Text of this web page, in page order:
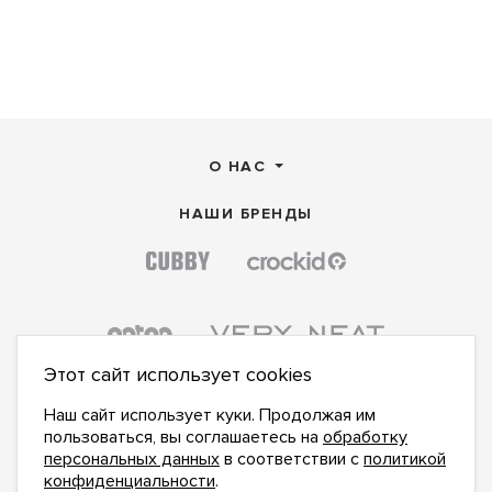
О НАС
НАШИ БРЕНДЫ
ПОДПИСАТЬСЯ НА НОВОСТИ:
Этот сайт использует cookies
Наш сайт использует куки. Продолжая им
пользоваться, вы соглашаетесь на обработку
персональных данных в соответствии с политикой
конфиденциальности.